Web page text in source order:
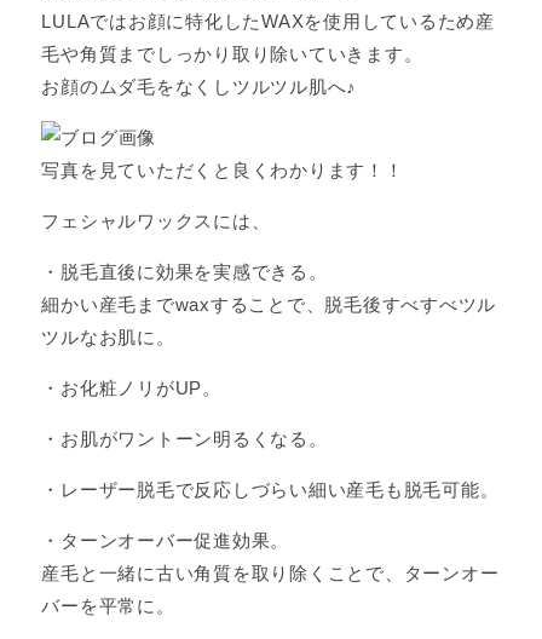
LULAではお顔に特化したWAXを使用しているため産
毛や角質までしっかり取り除いていきます。
お顔のムダ毛をなくしツルツル肌へ♪
写真を見ていただくと良くわかります！！
フェシャルワックスには、
・脱毛直後に効果を実感できる。
細かい産毛までwaxすることで、脱毛後すべすべツル
ツルなお肌に。
・お化粧ノリがUP。
・お肌がワントーン明るくなる。
・レーザー脱毛で反応しづらい細い産毛も脱毛可能。
・ターンオーバー促進効果。
産毛と一緒に古い角質を取り除くことで、ターンオー
バーを平常に。